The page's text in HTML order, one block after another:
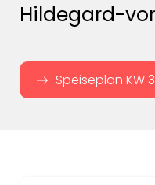
Hildegard-
Speiseplan KW